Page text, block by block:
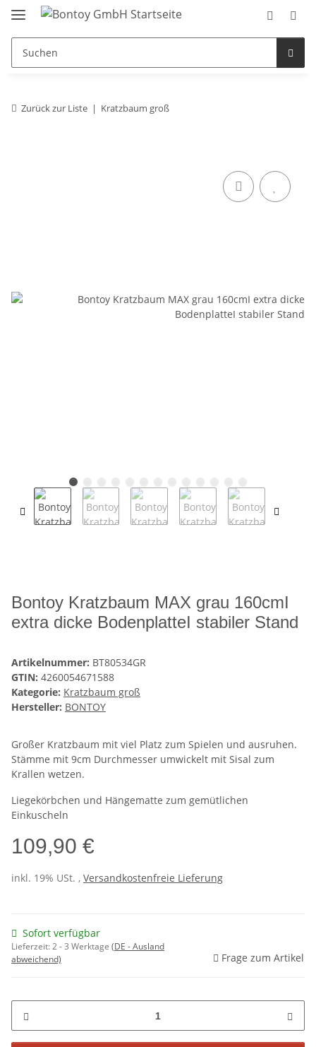
Zurück zur Liste Kratzbaum groß
Bontoy Kratzbaum MAX grau 160cmI
extra dicke BodenplatteI stabiler Stand
Artikelnummer: BT80534GR
GTIN: 4260054671588
Kategorie: Kratzbaum groß
Hersteller: BONTOY
Großer Kratzbaum mit viel Platz zum Spielen und ausruhen.
Stämme mit 9cm Durchmesser umwickelt mit Sisal zum
Krallen wetzen.
Liegekörbchen und Hängematte zum gemütlichen
Einkuscheln
109,90 €
inkl. 19% USt. , Versandkostenfreie Lieferung
Sofort verfügbar
Lieferzeit:2 - 3 Werktage (DE - Ausland
abweichend)
Frage zum Artikel